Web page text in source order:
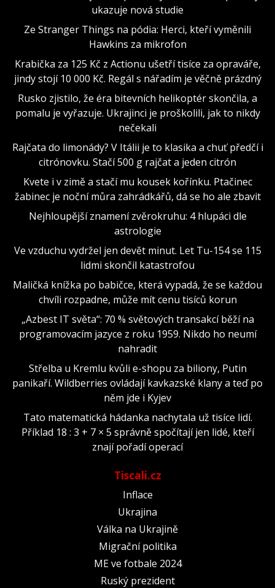
ukazuje nová studie
Ze Stranger Things na pódia: Herci, kteří vyměnili
Hawkins za mikrofon
Krabička za 125 Kč z Actionu ušetří tisíce za opraváře,
jindy stojí 10 000 Kč. Regál s nářadím je věčně prázdný
Rusko zjistilo, že éra bitevních helikoptér skončila, a
pomalu je vyřazuje. Ukrajinci je proškolili, jak to nikdy
nečekali
Rajčata do limonády? V Itálii je to klasika a chuť předčí i
citrónovku. Stačí 500 g rajčat a jeden citrón
Kvete i v zimě a stačí mu kousek kořínku. Ptačinec
žabinec je noční můra zahrádkářů, dá se ho ale zbavit
Nejhloupější znamení zvěrokruhu: 4 hlupáci dle
astrologie
Ve vzduchu vydržel jen devět minut. Let Tu-154 se 115
lidmi skončil katastrofou
Maličká knížka po babičce, která vypadá, že se každou
chvíli rozpadne, může mít cenu tisíců korun
„Azbest IT světa“: 70 % světových transakcí běží na
programovacím jazyce z roku 1959. Nikdo ho neumí
nahradit
Střelba u Kremlu kvůli e-shopu za biliony, Putin
panikaří. Wildberries ovládají kavkazské klany a teď po
něm jde i Kyjev
Tato matematická hádanka nachytala už tisíce lidí.
Příklad 18 : 3 + 7 × 5 správně spočítají jen lidé, kteří
znají pořadí operací
Tiscali.cz
Inflace
Ukrajina
Válka na Ukrajině
Migrační politika
ME ve fotbale 2024
Ruský prezident